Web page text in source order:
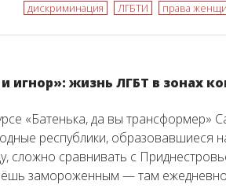
дискриминация ЛГБТИ права
игнор»: жизнь ЛГБТ в зонах
«Батенька, да вы трансформер»
республики, образовавшиеся
сложно сравнивать с
замороженным — там